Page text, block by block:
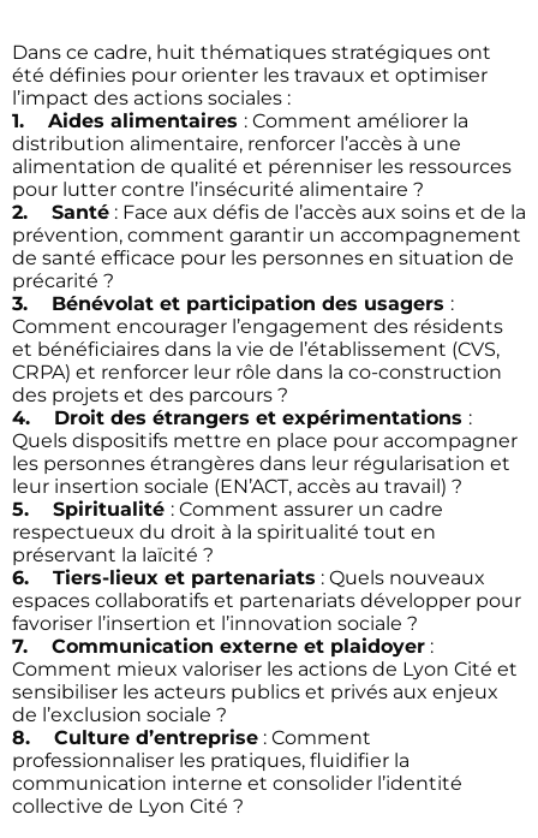
Dans ce cadre, huit thématiques stratégiques ont
été définies pour orienter les travaux et optimiser
l’impact des actions sociales :
1. Aides alimentaires : Comment améliorer la
distribution alimentaire, renforcer l’accès à une
alimentation de qualité et pérenniser les ressources
pour lutter contre l’insécurité alimentaire ?
2. Santé : Face aux défis de l’accès aux soins et de la
prévention, comment garantir un accompagnement
de santé efficace pour les personnes en situation de
précarité ?
3. Bénévolat et participation des usagers :
Comment encourager l’engagement des résidents
et bénéficiaires dans la vie de l’établissement (CVS,
CRPA) et renforcer leur rôle dans la co-construction
des projets et des parcours ?
4. Droit des étrangers et expérimentations :
Quels dispositifs mettre en place pour accompagner
les personnes étrangères dans leur régularisation et
leur insertion sociale (EN’ACT, accès au travail) ?
5. Spiritualité : Comment assurer un cadre
respectueux du droit à la spiritualité tout en
préservant la laïcité ?
6. Tiers-lieux et partenariats : Quels nouveaux
espaces collaboratifs et partenariats développer pour
favoriser l’insertion et l’innovation sociale ?
7. Communication externe et plaidoyer :
Comment mieux valoriser les actions de Lyon Cité et
sensibiliser les acteurs publics et privés aux enjeux
de l’exclusion sociale ?
8. Culture d’entreprise : Comment
professionnaliser les pratiques, fluidifier la
communication interne et consolider l’identité
collective de Lyon Cité ?